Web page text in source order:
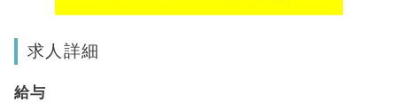
求人詳細
給与